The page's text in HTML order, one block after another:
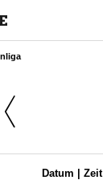
Datum | Zeit